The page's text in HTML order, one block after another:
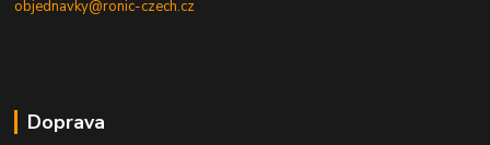
objednavky@ronic-czech.cz
Doprava